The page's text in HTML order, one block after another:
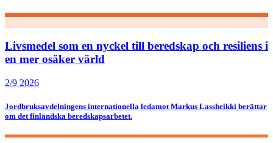
Livsmedel som en nyckel till beredskap och resiliens i
en mer osäker värld
2/9 2026
Jordbruksavdelningens internationella ledamot Markus Lassheikki berättar
om det finländska beredskapsarbetet.